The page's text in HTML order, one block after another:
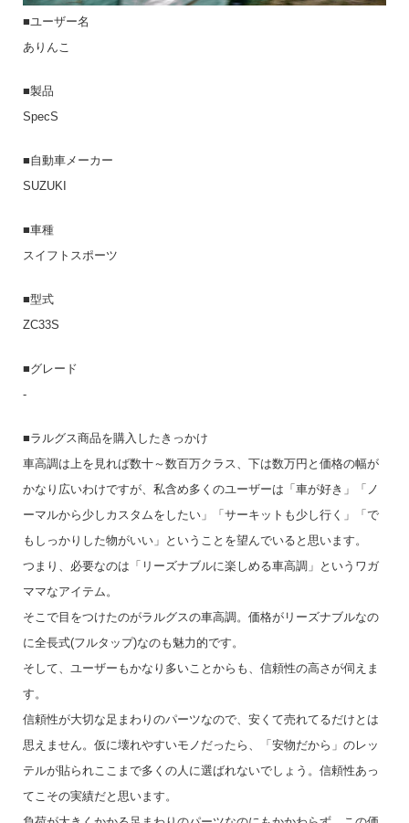
■ユーザー名
ありんこ
■製品
SpecS
■自動車メーカー
SUZUKI
■車種
スイフトスポーツ
■型式
ZC33S
■グレード
-
■ラルグス商品を購入したきっかけ
車高調は上を見れば数十～数百万クラス、下は数万円と価格の幅が
かなり広いわけですが、私含め多くのユーザーは「車が好き」「ノ
ーマルから少しカスタムをしたい」「サーキットも少し行く」「で
もしっかりした物がいい」ということを望んでいると思います。
つまり、必要なのは「リーズナブルに楽しめる車高調」というワガ
ママなアイテム。
そこで目をつけたのがラルグスの車高調。価格がリーズナブルなの
に全長式(フルタップ)なのも魅力的です。
そして、ユーザーもかなり多いことからも、信頼性の高さが伺えま
す。
信頼性が大切な足まわりのパーツなので、安くて売れてるだけとは
思えません。仮に壊れやすいモノだったら、「安物だから」のレッ
テルが貼られここまで多くの人に選ばれないでしょう。信頼性あっ
てこその実績だと思います。